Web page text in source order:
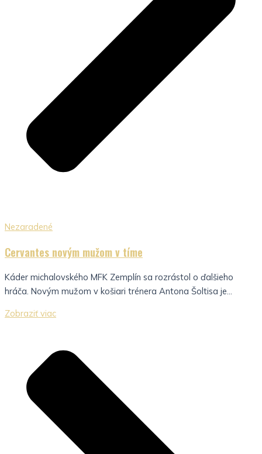
Nezaradené
Cervantes novým mužom v tíme
Káder michalovského MFK Zemplín sa rozrástol o ďalšieho
hráča. Novým mužom v košiari trénera Antona Šoltisa je...
Zobraziť viac